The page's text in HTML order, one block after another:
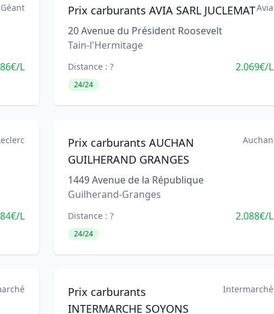
Géant
L
Prix carburants AVIA SARL JUCLEMATAvia
20 Avenue du Président Roosevelt
Tain-l'Hermitage
Distance : ? 2.069€/L
24/24
L
Prix carburants AUCHAN
GUILHERAND GRANGES
Auchan
1449 Avenue de la République
Guilherand-Granges
Distance : ? 2.088€/L
24/24
Prix carburants
INTERMARCHE SOYONS
Intermarché